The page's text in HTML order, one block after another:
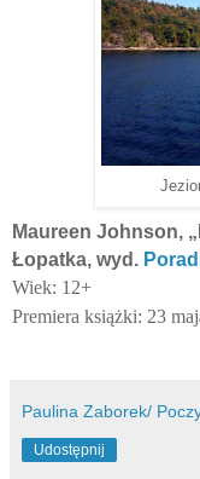
Maureen Johnson,
Łopatka, wyd.
Wiek: 12+
Premiera książki: 23
Paulina Zaborek/
Udostępnij